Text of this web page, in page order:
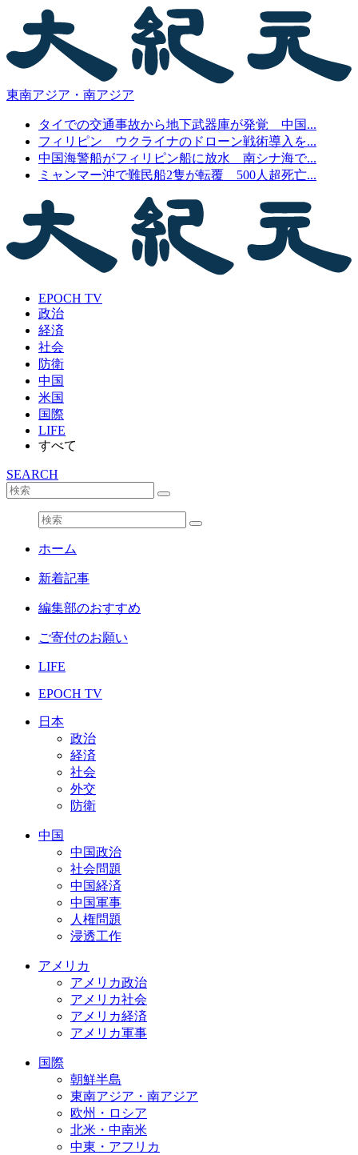
東南アジア・南アジア
タイでの交通事故から地下武器庫が発覚 中国...
フィリピン ウクライナのドローン戦術導入を...
中国海警船がフィリピン船に放水 南シナ海で...
ミャンマー沖で難民船2隻が転覆 500人超死亡...
EPOCH TV
政治
経済
社会
防衛
中国
米国
国際
LIFE
すべて
SEARCH
ホーム
新着記事
編集部のおすすめ
ご寄付のお願い
LIFE
EPOCH TV
日本
政治
経済
社会
外交
防衛
中国
中国政治
社会問題
中国経済
中国軍事
人権問題
浸透工作
アメリカ
アメリカ政治
アメリカ社会
アメリカ経済
アメリカ軍事
国際
朝鮮半島
東南アジア・南アジア
欧州・ロシア
北米・中南米
中東・アフリカ